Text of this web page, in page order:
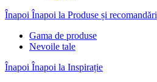
Înapoi Înapoi la Produse și recomandări
Gama de produse
Nevoile tale
Înapoi Înapoi la Inspirație